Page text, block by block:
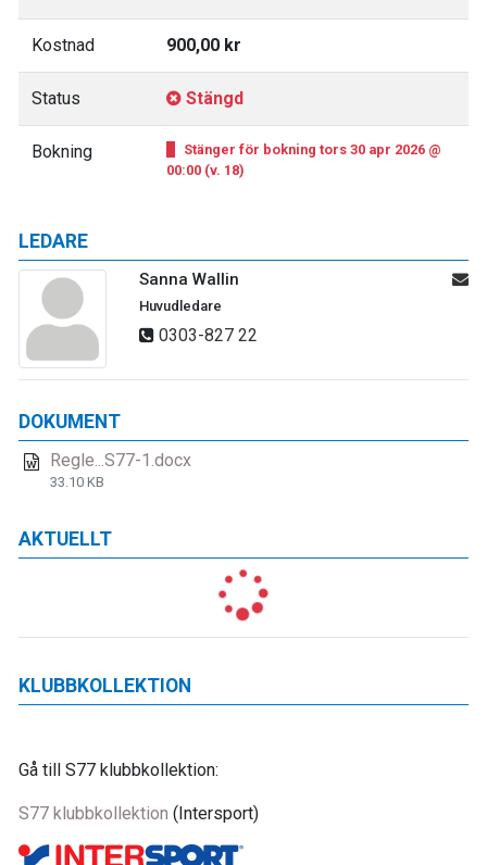
LEDARE
Sanna Wallin
Huvudledare
0303-827 22
DOKUMENT
Regle...S77-1.docx
33.10 KB
AKTUELLT
KLUBBKOLLEKTION
Gå till S77 klubbkollektion:
S77 klubbkollektion (Intersport)
Kostnad 900,00 kr
Status Stängd
Bokning
Stänger för bokning tors 30 apr 2026 @
00:00 (v. 18)